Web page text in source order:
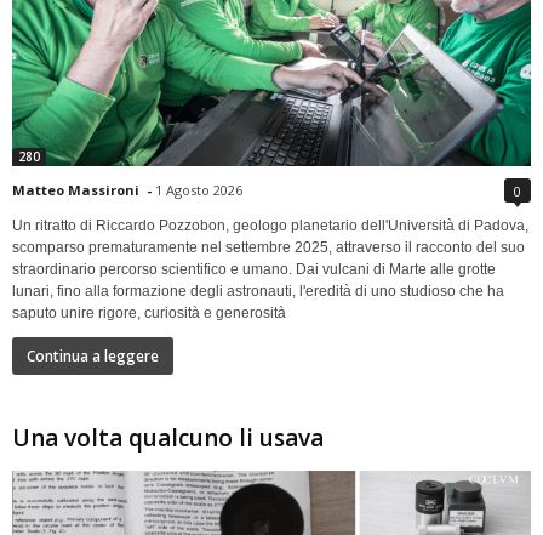
280
Matteo Massironi - 1 Agosto 2026 0
Un ritratto di Riccardo Pozzobon, geologo planetario dell'Università di Padova,
scomparso prematuramente nel settembre 2025, attraverso il racconto del suo
straordinario percorso scientifico e umano. Dai vulcani di Marte alle grotte
lunari, fino alla formazione degli astronauti, l'eredità di uno studioso che ha
saputo unire rigore, curiosità e generosità
Continua a leggere
Una volta qualcuno li usava